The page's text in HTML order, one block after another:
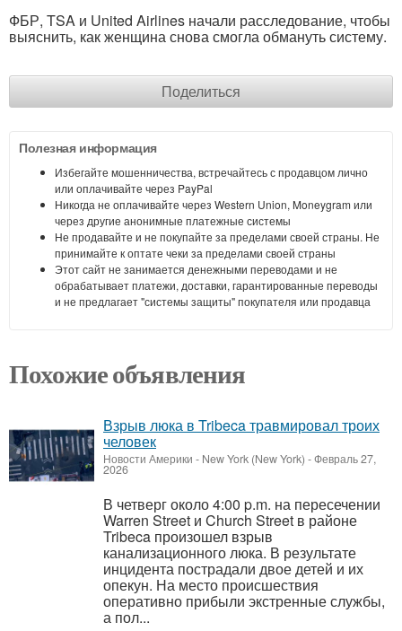
ФБР, TSA и United Airlines начали расследование, чтобы
выяснить, как женщина снова смогла обмануть систему.
Поделиться
Полезная информация
Избегайте мошенничества, встречайтесь с продавцом лично
или оплачивайте через PayPal
Никогда не оплачивайте через Western Union, Moneygram или
через другие анонимные платежные системы
Не продавайте и не покупайте за пределами своей страны. Не
принимайте к оптате чеки за пределами своей страны
Этот сайт не занимается денежными переводами и не
обрабатывает платежи, доставки, гарантированные переводы
и не предлагает "системы защиты" покупателя или продавца
Похожие объявления
Взрыв люка в Tribeca травмировал троих
человек
Новости Америки - New York (New York) -Февраль 27,
2026
В четверг около 4:00 p.m. на пересечении
Warren Street и Church Street в районе
Tribeca произошел взрыв
канализационного люка. В результате
инцидента пострадали двое детей и их
опекун. На место происшествия
оперативно прибыли экстренные службы,
а пол...